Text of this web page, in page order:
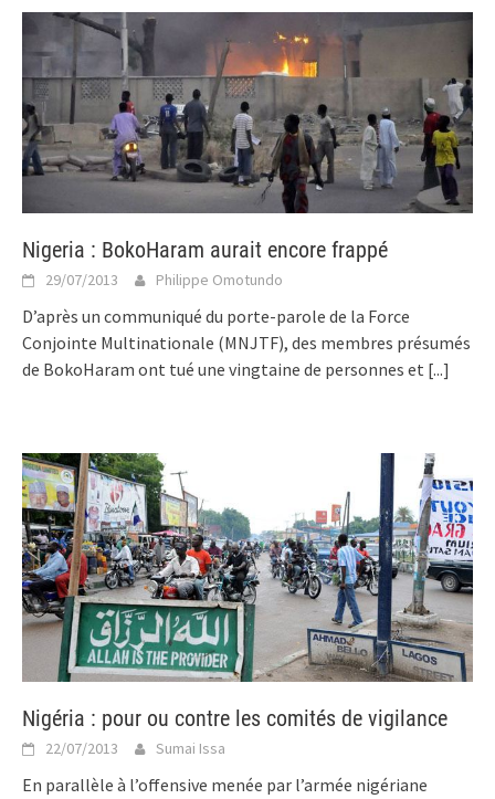
Nigeria : BokoHaram aurait encore frappé
29/07/2013 Philippe Omotundo
D’après un communiqué du porte-parole de la Force
Conjointe Multinationale (MNJTF), des membres présumés
de BokoHaram ont tué une vingtaine de personnes et [...]
Nigéria : pour ou contre les comités de vigilance
22/07/2013 Sumai Issa
En parallèle à l’offensive menée par l’armée nigériane